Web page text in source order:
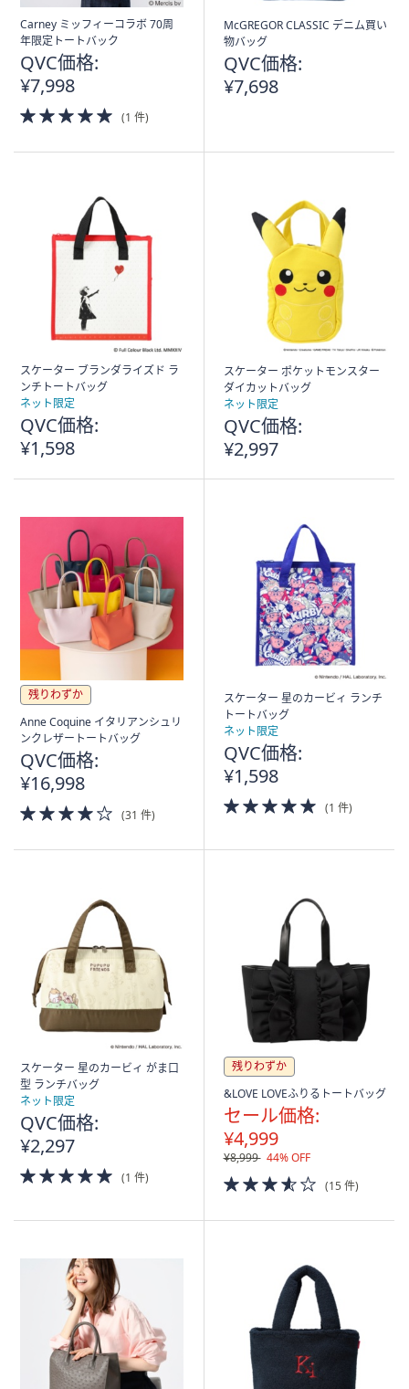
Carney ミッフィーコラボ 70周
年限定トートバック
QVC価格:
¥7,998
5.0
of
(1 件)
McGREGOR CLASSIC デニム買い
物バッグ
QVC価格:
¥7,698
スケーター ブランダライズド ラ
ンチトートバッグ
ネット限定
QVC価格:
¥1,598
スケーター ポケットモンスター
ダイカットバッグ
ネット限定
QVC価格:
¥2,997
残りわずか
Anne Coquine イタリアンシュリ
ンクレザートートバッグ
QVC価格:
¥16,998
4.0
of
(31 件)
スケーター 星のカービィ ランチ
トートバッグ
ネット限定
QVC価格:
¥1,598
5.0
of
Stars
(1 件)
スケーター 星のカービィ がま口
型 ランチバッグ
ネット限定
QVC価格:
¥2,297
5.0
of
Stars
(1 件)
残りわずか
&LOVE LOVEふりるトートバッグ
セール価格:
¥4,999
¥8,999 44% OFF
3.5
of
(15 件)